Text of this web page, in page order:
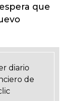
que
diario
de